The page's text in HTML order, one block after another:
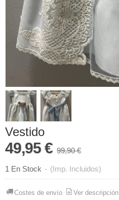
Vestido
49,95 € 99,90 €
1 En Stock - (Imp. Incluidos)
Costes de envío Ver descripción